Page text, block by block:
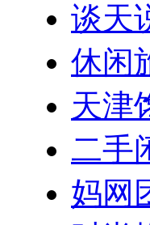
谈天
休闲
天津
二手
妈网